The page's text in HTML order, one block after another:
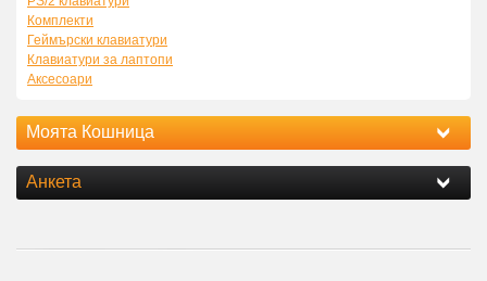
Комплекти
Геймърски клавиатури
Клавиатури за лаптопи
Аксесоари
Моята Кошница
Анкета